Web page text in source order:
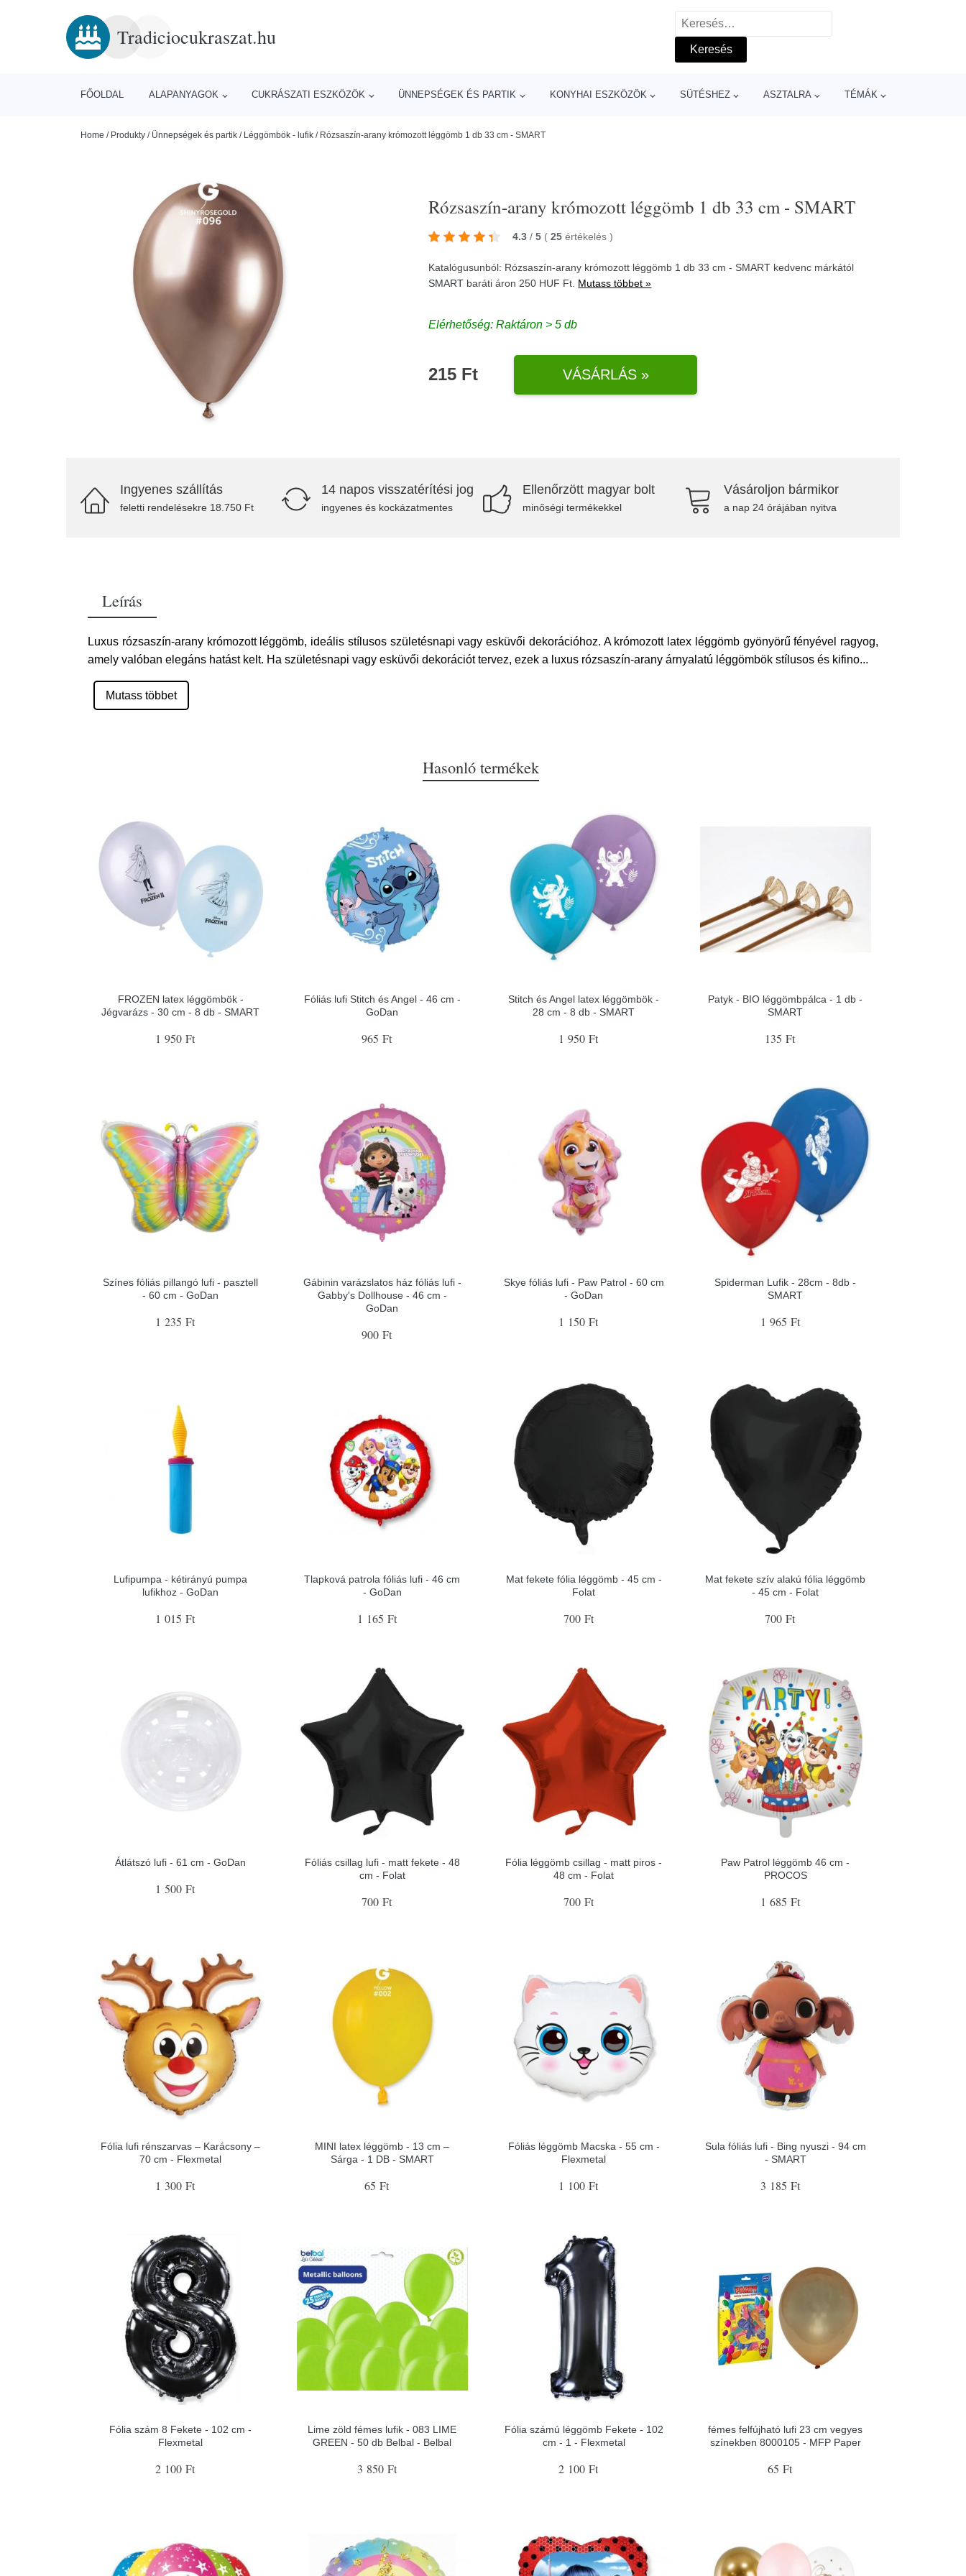
Tradiciocukraszat.hu
Keresés:
FŐOLDAL ALAPANYAGOK CUKRÁSZATI ESZKÖZÖK ÜNNEPSÉGEK ÉS PARTIK KONYHAI ESZKÖZÖK SÜTÉSHEZ ASZTALRA TÉMÁK
Home / Produkty / Ünnepségek és partik / Léggömbök - lufik / Rózsaszín-arany krómozott léggömb 1 db 33 cm - SMART
Rózsaszín-arany krómozott léggömb 1 db 33 cm - SMART
4.3 / 5 ( 25 értékelés)
Katalógusunból: Rózsaszín-arany krómozott léggömb 1 db 33 cm - SMART kedvenc márkától
SMART baráti áron 250 HUF Ft. Mutass többet »
Elérhetőség: Raktáron > 5 db
215 Ft VÁSÁRLÁS »
Ingyenes szállítás
feletti rendelésekre 18.750 Ft
14 napos visszatérítési jog
ingyenes és kockázatmentes
Ellenőrzött magyar bolt
minőségi termékekkel
Vásároljon bármikor
a nap 24 órájában nyitva
Leírás
Luxus rózsaszín-arany krómozott léggömb, ideális stílusos születésnapi vagy esküvői dekorációhoz. A krómozott latex léggömb gyönyörű fényével ragyog,
amely valóban elegáns hatást kelt. Ha születésnapi vagy esküvői dekorációt tervez, ezek a luxus rózsaszín-arany árnyalatú léggömbök stílusos és kifino...
Mutass többet
Hasonló termékek
FROZEN latex léggömbök -
Jégvarázs - 30 cm - 8 db - SMART
1 950 Ft
Fóliás lufi Stitch és Angel - 46 cm -
GoDan
965 Ft
Stitch és Angel latex léggömbök -
28 cm - 8 db - SMART
1 950 Ft
Patyk - BIO léggömbpálca - 1 db -
SMART
135 Ft
Színes fóliás pillangó lufi - pasztell
- 60 cm - GoDan
1 235 Ft
Gábinin varázslatos ház fóliás lufi -
Gabby's Dollhouse - 46 cm -
GoDan
900 Ft
Skye fóliás lufi - Paw Patrol - 60 cm
- GoDan
1 150 Ft
Spiderman Lufik - 28cm - 8db -
SMART
1 965 Ft
Lufipumpa - kétirányú pumpa
lufikhoz - GoDan
1 015 Ft
Tlapková patrola fóliás lufi - 46 cm
- GoDan
1 165 Ft
Mat fekete fólia léggömb - 45 cm -
Folat
700 Ft
Mat fekete szív alakú fólia léggömb
- 45 cm - Folat
700 Ft
Átlátszó lufi - 61 cm - GoDan
1 500 Ft
Fóliás csillag lufi - matt fekete - 48
cm - Folat
700 Ft
Fólia léggömb csillag - matt piros -
48 cm - Folat
700 Ft
Paw Patrol léggömb 46 cm -
PROCOS
1 685 Ft
Fólia lufi rénszarvas – Karácsony –
70 cm - Flexmetal
1 300 Ft
MINI latex léggömb - 13 cm –
Sárga - 1 DB - SMART
65 Ft
Fóliás léggömb Macska - 55 cm -
Flexmetal
1 100 Ft
Sula fóliás lufi - Bing nyuszi - 94 cm
- SMART
3 185 Ft
Fólia szám 8 Fekete - 102 cm -
Flexmetal
2 100 Ft
Lime zöld fémes lufik - 083 LIME
GREEN - 50 db Belbal - Belbal
3 850 Ft
Fólia számú léggömb Fekete - 102
cm - 1 - Flexmetal
2 100 Ft
fémes felfújható lufi 23 cm vegyes
színekben 8000105 - MFP Paper
65 Ft